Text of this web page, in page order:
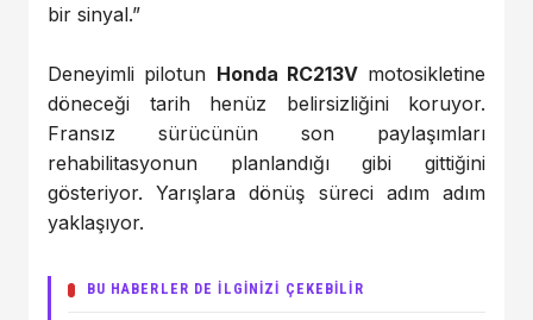
bir sinyal.”
Deneyimli pilotun Honda RC213Vmotosikletine
döneceği tarih henüz belirsizliğini koruyor.
Fransız sürücünün son paylaşımları
rehabilitasyonun planlandığı gibi gittiğini
gösteriyor. Yarışlara dönüş süreci adım adım
yaklaşıyor.
BU HABERLER DE İLGİNİZİ ÇEKEBİLİR